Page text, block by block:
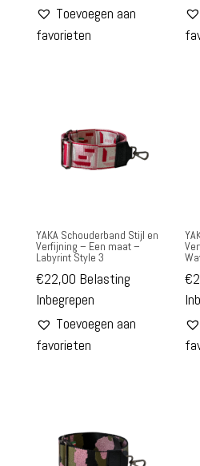
Toevoegen aan
favorieten
YAKA Schouderband Stijl en
Verfijning – Een maat –
Labyrint Style 3
€22,00 Belasting
Inbegrepen
Toevoegen aan
favorieten
€